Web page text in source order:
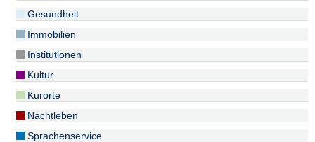
Gesundheit
Immobilien
Institutionen
Kultur
Kurorte
Nachtleben
Sprachenservice